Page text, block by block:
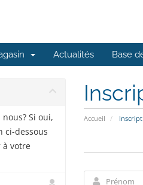
Actualités Base
Accueil
Si oui,
ci-dessous
à votre